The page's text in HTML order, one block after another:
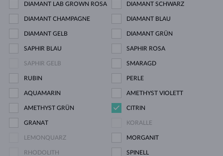
DIAMANT LAB GROWN ROSA DIAMANT SCHWARZ
DIAMANT CHAMPAGNE DIAMANT BLAU
DIAMANT GELB DIAMANT GRÜN
SAPHIR BLAU SAPHIR ROSA
SAPHIR GELB SMARAGD
RUBIN PERLE
AQUAMARIN AMETHYST VIOLETT
AMETHYST GRÜN CITRIN
GRANAT KORALLE
LEMONQUARZ MORGANIT
RHODOLITH SPINELL